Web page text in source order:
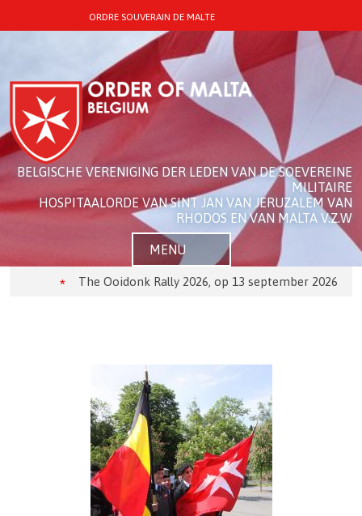
ORDRE SOUVERAIN DE MALTE
BELGISCHE VERENIGING DER LEDEN VAN DE SOEVEREINE
MILITAIRE
HOSPITAALORDE VAN SINT JAN VAN JERUZALEM VAN
RHODOS EN VAN MALTA V.Z.W
MENU
The Ooidonk Rally 2026, op 13 september 2026